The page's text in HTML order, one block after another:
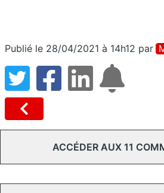
Publié le 28/04/2021 à 14h12 par
ACCÉDER AUX 11